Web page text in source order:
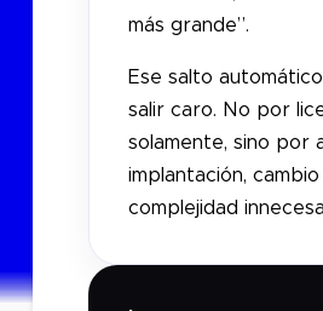
más grande”.
Ese salto
salir caro. No por
solamente, sino por
implantación, cambio
complejidad